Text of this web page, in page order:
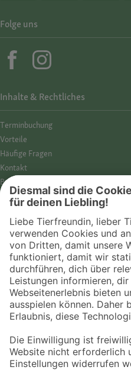
© 2026 Fressnapf Tiernahrungs GmbH
Inhalte & Rechtliches
Termin­buchung
Vorteile
Häufige Fragen
Kontakt
Barrierefreiheit
Impressum
Datenschutz­hinweise
Cookies
AGB
Entdecke Fressnapf
Tierversicherung
GPS-Tracker
Fressnapf Salon
Online-Shop
Folge uns